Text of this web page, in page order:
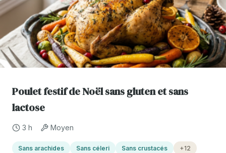
Poulet festif de Noël sans gluten et sans
lactose
3 h Moyen
Sans arachides Sans céleri Sans crustacés +12